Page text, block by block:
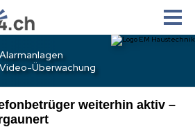
weiterhin aktiv –